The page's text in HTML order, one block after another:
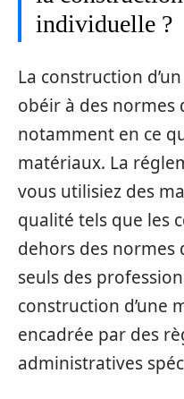
individuelle ?
La construction
obéir à des normes
notamment en ce
matériaux. La
vous utilisiez des
qualité tels que les
dehors des normes
seuls des
construction d’une
encadrée par des
administratives